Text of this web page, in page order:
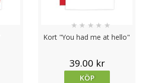
Kort "You had me at hello"
★ ★ ★ ★ ★
39.00 kr
KÖP